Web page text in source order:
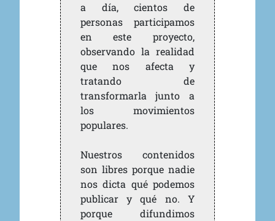
a día, cientos de
personas participamos
en este proyecto,
observando la realidad
que nos afecta y
tratando de
transformarla junto a
los movimientos
populares.
Nuestros contenidos
son libres porque nadie
nos dicta qué podemos
publicar y qué no. Y
porque difundimos